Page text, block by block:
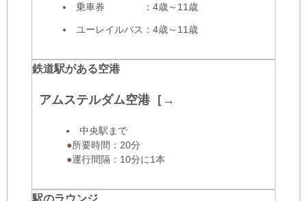
乗車券 ：4歳～11歳
ユーレイルパス：4歳～11歳
鉄道駅がある空港
アムステルダム空港 ［→
中央駅まで
●所要時間：20分
●運行間隔：10分に1本
駅のラウンジ